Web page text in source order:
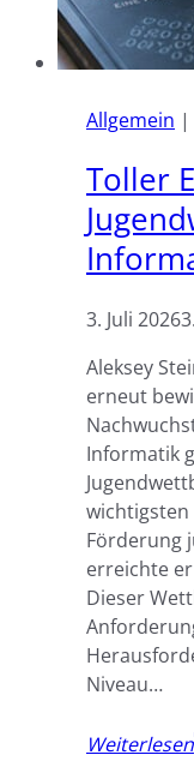
Allgemein |
Toller
3. Juli 2026
Aleksey
erneut
Informatik
Förderung
erreichte
Dieser
Niveau…
Weiterlesen